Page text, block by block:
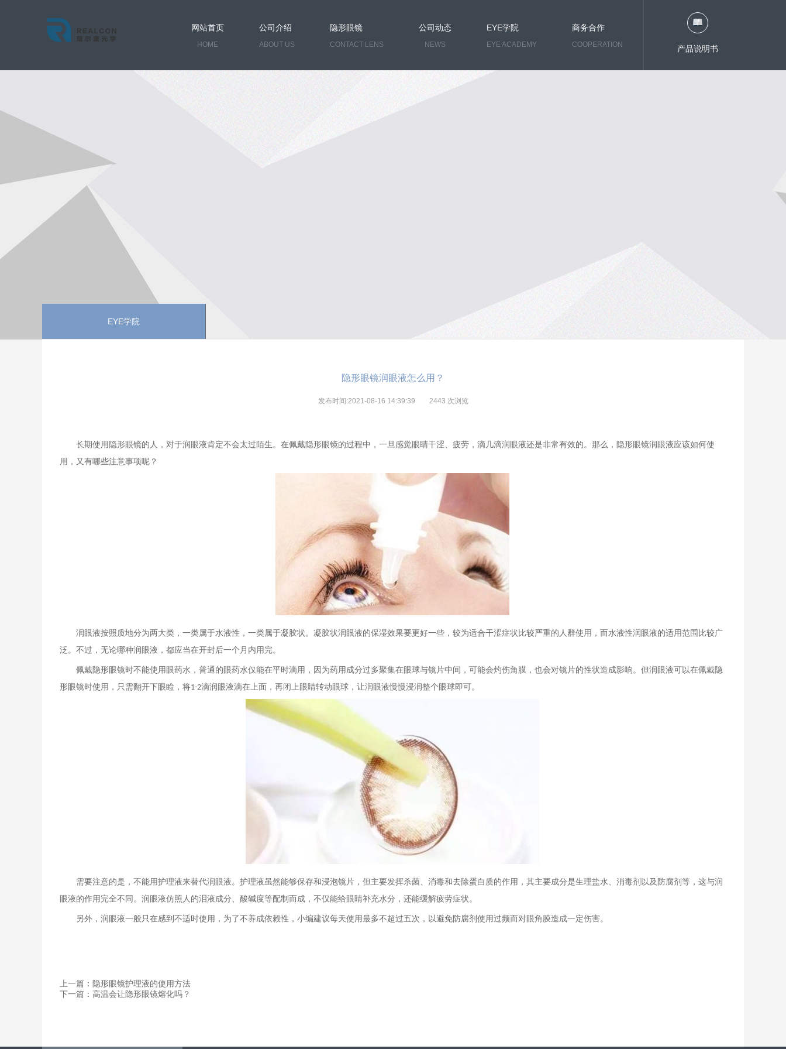
网站首页
HOME
公司介绍
ABOUT US
隐形眼镜
CONTACT LENS
公司动态
NEWS
EYE学院
EYE ACADEMY
商务合作
COOPERATION 产品说明书
EYE学院
隐形眼镜润眼液怎么用？
发布时间:2021-08-16 14:39:39 2443 次浏览
长期使用隐形眼镜的人，对于润眼液肯定不会太过陌生。在佩戴隐形眼镜的过程中，一旦感觉眼睛干涩、疲劳，滴几滴润眼液还是非常有效的。那么，隐形眼镜润眼液应该如何使
用，又有哪些注意事项呢？
润眼液按照质地分为两大类，一类属于水液性，一类属于凝胶状。凝胶状润眼液的保湿效果要更好一些，较为适合干涩症状比较严重的人群使用，而水液性润眼液的适用范围比较广
泛。不过，无论哪种润眼液，都应当在开封后一个月内用完。
佩戴隐形眼镜时不能使用眼药水，普通的眼药水仅能在平时滴用，因为药用成分过多聚集在眼球与镜片中间，可能会灼伤角膜，也会对镜片的性状造成影响。但润眼液可以在佩戴隐
形眼镜时使用，只需翻开下眼睑，将1-2滴润眼液滴在上面，再闭上眼睛转动眼球，让润眼液慢慢浸润整个眼球即可。
需要注意的是，不能用护理液来替代润眼液。护理液虽然能够保存和浸泡镜片，但主要发挥杀菌、消毒和去除蛋白质的作用，其主要成分是生理盐水、消毒剂以及防腐剂等，这与润
眼液的作用完全不同。润眼液仿照人的泪液成分、酸碱度等配制而成，不仅能给眼睛补充水分，还能缓解疲劳症状。
另外，润眼液一般只在感到不适时使用，为了不养成依赖性，小编建议每天使用最多不超过五次，以避免防腐剂使用过频而对眼角膜造成一定伤害。
上一篇：隐形眼镜护理液的使用方法
下一篇：高温会让隐形眼镜熔化吗？